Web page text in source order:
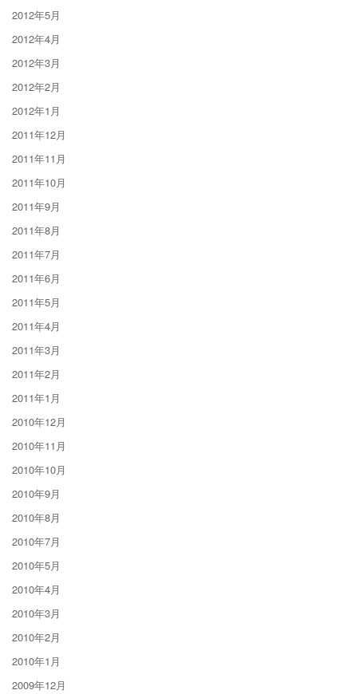
2012年5月
2012年4月
2012年3月
2012年2月
2012年1月
2011年12月
2011年11月
2011年10月
2011年9月
2011年8月
2011年7月
2011年6月
2011年5月
2011年4月
2011年3月
2011年2月
2011年1月
2010年12月
2010年11月
2010年10月
2010年9月
2010年8月
2010年7月
2010年5月
2010年4月
2010年3月
2010年2月
2010年1月
2009年12月